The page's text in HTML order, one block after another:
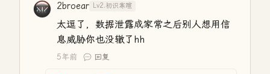
2broear Lv2.初识寒暄
太逗了，数据泄露成家常之后别人想用信
息威胁你也没辙了hh
5年前 回复